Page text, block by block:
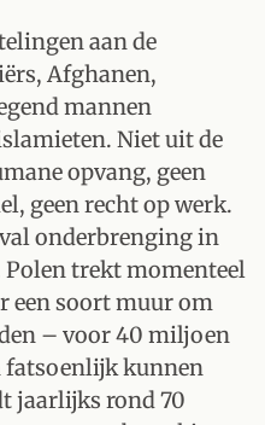
aan de
Afghanen,
mannen
Niet uit de
opvang, geen
geen recht op werk.
onderbrenging in
trekt momenteel
een soort muur om
– voor 40 miljoen
fatsoenlijk kunnen
jaarlijks rond 70